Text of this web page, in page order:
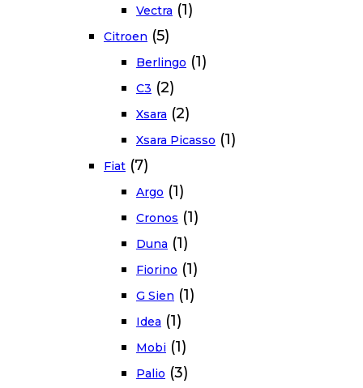
Vectra (1)
Citroen (5)
Berlingo (1)
C3 (2)
Xsara (2)
Xsara Picasso (1)
Fiat (7)
Argo (1)
Cronos (1)
Duna (1)
Fiorino (1)
G Sien (1)
Idea (1)
Mobi (1)
Palio (3)